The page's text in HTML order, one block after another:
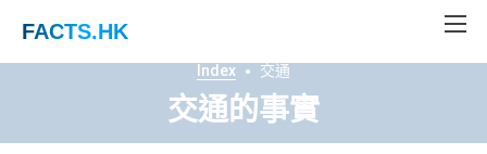
FACTS.HK
Index 交通
交通的事實